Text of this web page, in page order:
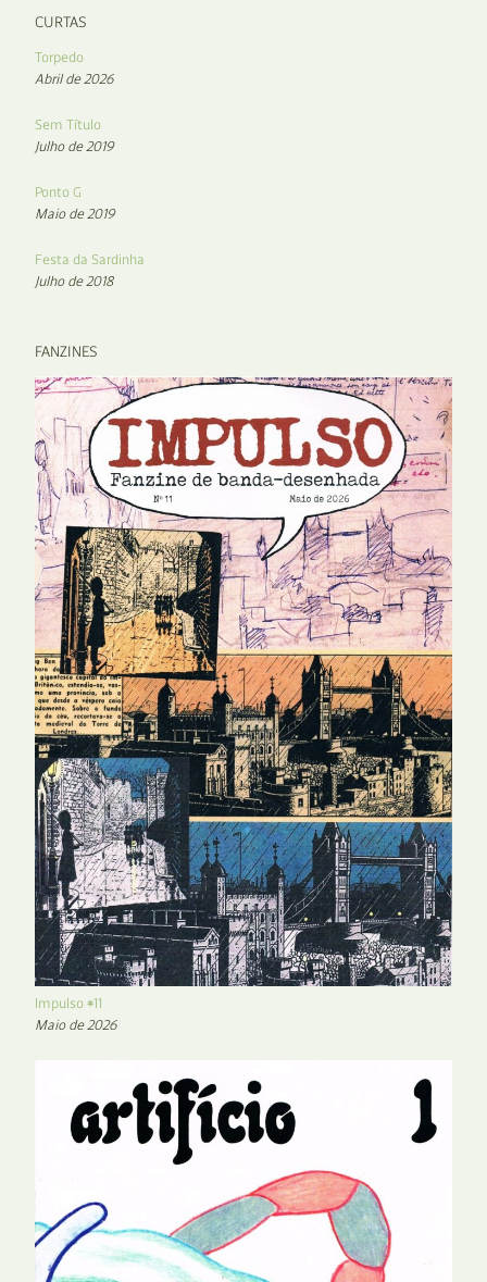
CURTAS
Torpedo
Abril de 2026
Sem Título
Julho de 2019
Ponto G
Maio de 2019
Festa da Sardinha
Julho de 2018
FANZINES
Impulso #11
Maio de 2026